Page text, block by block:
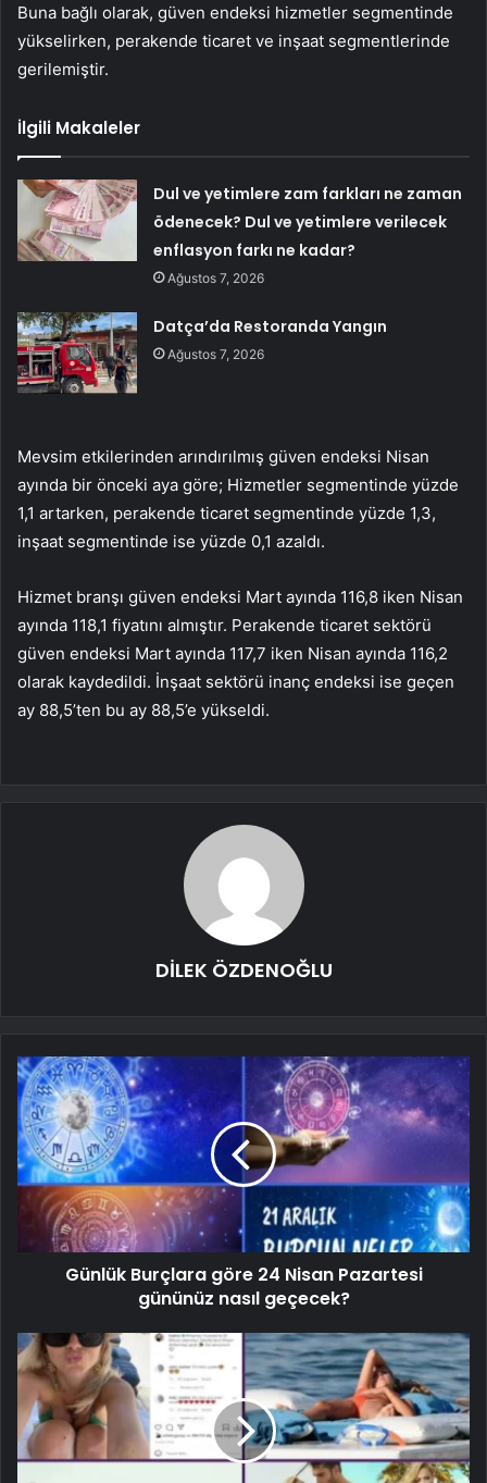
Buna bağlı olarak, güven endeksi hizmetler segmentinde
yükselirken, perakende ticaret ve inşaat segmentlerinde
gerilemiştir.
İlgili Makaleler
Dul ve yetimlere zam farkları ne zaman
ödenecek? Dul ve yetimlere verilecek
enflasyon farkı ne kadar?
Ağustos 7, 2026
Datça’da Restoranda Yangın
Ağustos 7, 2026
Mevsim etkilerinden arındırılmış güven endeksi Nisan
ayında bir önceki aya göre; Hizmetler segmentinde yüzde
1,1 artarken, perakende ticaret segmentinde yüzde 1,3,
inşaat segmentinde ise yüzde 0,1 azaldı.
Hizmet branşı güven endeksi Mart ayında 116,8 iken Nisan
ayında 118,1 fiyatını almıştır. Perakende ticaret sektörü
güven endeksi Mart ayında 117,7 iken Nisan ayında 116,2
olarak kaydedildi. İnşaat sektörü inanç endeksi ise geçen
ay 88,5’ten bu ay 88,5’e yükseldi.
DİLEK ÖZDENOĞLU
Günlük Burçlara göre 24 Nisan Pazartesi
gününüz nasıl geçecek?